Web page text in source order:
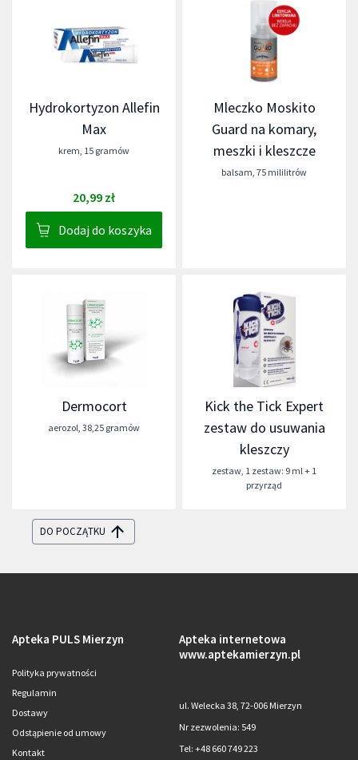
Hydrokortyzon Allefin
Max
krem, 15 gramów
20,99 zł
Dodaj do koszyka
Mleczko Moskito
Guard na komary,
meszki i kleszcze
balsam, 75 mililitrów
Dermocort
aerozol, 38,25 gramów
Kick the Tick Expert
zestaw do usuwania
kleszczy
zestaw, 1 zestaw: 9 ml + 1
przyrząd
DO POCZĄTKU
Apteka PULS Mierzyn
Polityka prywatności
Regulamin
Dostawy
Odstąpienie od umowy
Kontakt
Apteka internetowa
www.aptekamierzyn.pl
ul. Welecka 38, 72-006 Mierzyn
Nr zezwolenia: 549
Tel: +48 660 749 223